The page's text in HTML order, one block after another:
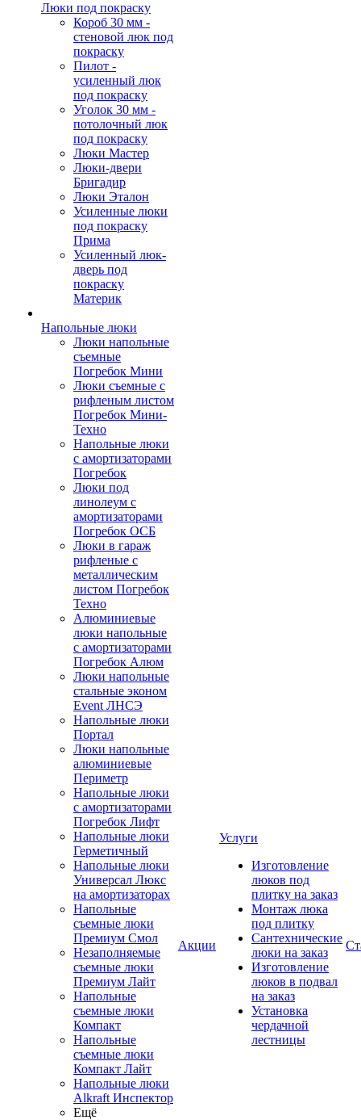
Люки под покраску
Короб 30 мм -
стеновой люк под
покраску
Пилот -
усиленный люк
под покраску
Уголок 30 мм -
потолочный люк
под покраску
Люки Мастер
Люки-двери
Бригадир
Люки Эталон
Усиленные люки
под покраску
Прима
Усиленный люк-
дверь под
покраску
Материк
Напольные люки
Люки напольные
съемные
Погребок Мини
Люки съемные с
рифленым листом
Погребок Мини-
Техно
Напольные люки
с амортизаторами
Погребок
Люки под
линолеум с
амортизаторами
Погребок ОСБ
Люки в гараж
рифленые с
металлическим
листом Погребок
Техно
Алюминиевые
люки напольные
с амортизаторами
Погребок Алюм
Люки напольные
стальные эконом
Event ЛНСЭ
Напольные люки
Портал
Люки напольные
алюминиевые
Периметр
Напольные люки
с амортизаторами
Погребок Лифт
Напольные люки
Герметичный
Напольные люки
Универсал Люкс
на амортизаторах
Напольные
съемные люки
Премиум Смол
Незаполняемые
съемные люки
Премиум Лайт
Напольные
съемные люки
Компакт
Напольные
съемные люки
Компакт Лайт
Напольные люки
Alkraft Инспектор
Ещё
Акции
Услуги
Изготовление
люков под
плитку на заказ
Монтаж люка
под плитку
Сантехнические
люки на заказ
Изготовление
люков в подвал
на заказ
Установка
чердачной
лестницы